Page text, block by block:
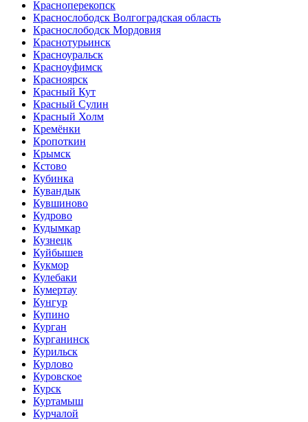
Красноперекопск
Краснослободск Волгоградская область
Краснослободск Мордовия
Краснотурьинск
Красноуральск
Красноуфимск
Красноярск
Красный Кут
Красный Сулин
Красный Холм
Кремёнки
Кропоткин
Крымск
Кстово
Кубинка
Кувандык
Кувшиново
Кудрово
Кудымкар
Кузнецк
Куйбышев
Кукмор
Кулебаки
Кумертау
Кунгур
Купино
Курган
Курганинск
Курильск
Курлово
Куровское
Курск
Куртамыш
Курчалой